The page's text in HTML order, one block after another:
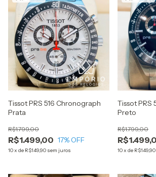
Tissot PRS 516 Chronograph
Prata
R$1.499,00
R$1.799,00
17% OFF
10x de R$149,90 sem juros
Tissot PRS
Preto
R$1.799,00
10x de R$149,90